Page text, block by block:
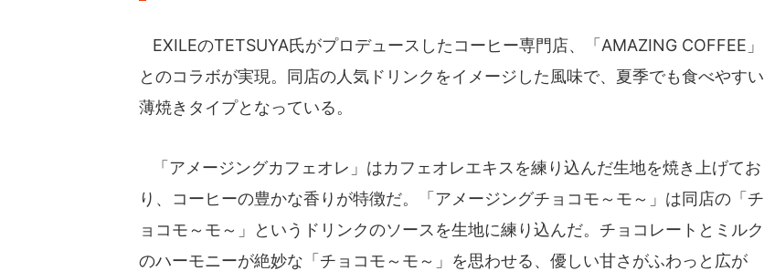
EXILEのTETSUYA氏がプロデュースしたコーヒー専門店、「AMAZING COFFEE」
とのコラボが実現。同店の人気ドリンクをイメージした風味で、夏季でも食べやすい
薄焼きタイプとなっている。
「アメージングカフェオレ」はカフェオレエキスを練り込んだ生地を焼き上げてお
り、コーヒーの豊かな香りが特徴だ。「アメージングチョコモ～モ～」は同店の「チ
ョコモ～モ～」というドリンクのソースを生地に練り込んだ。チョコレートとミルク
のハーモニーが絶妙な「チョコモ～モ～」を思わせる、優しい甘さがふわっと広が